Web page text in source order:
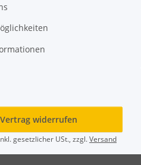
Vertrag widerrufen
gesetzlicher USt., zzgl.Versand